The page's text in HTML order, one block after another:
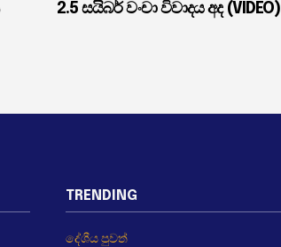
2.5 සයිබර් වංචා විවාදය අද (VIDEO)
TRENDING
දේශීය පුවත්